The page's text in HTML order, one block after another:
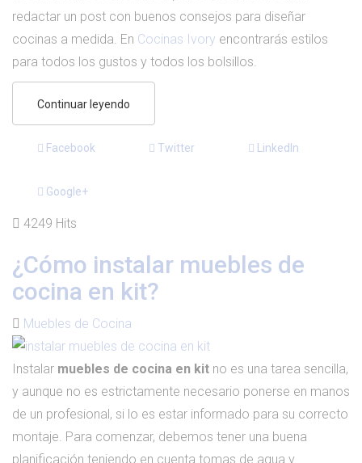
redactar un post con buenos consejos para diseñar
cocinas a medida. En Cocinas Ivory encontrarás estilos
para todos los gustos y todos los bolsillos.
Continuar leyendo
Facebook Twitter LinkedIn
Google+
4249 Hits
¿Cómo instalar muebles de
cocina en kit?
Muebles de Cocina
Instalar muebles de cocina en kit no es una tarea sencilla,
y aunque no es estrictamente necesario ponerse en manos
de un profesional, si lo es estar informado para su correcto
montaje. Para comenzar, debemos tener una buena
planificación teniendo en cuenta tomas de agua y